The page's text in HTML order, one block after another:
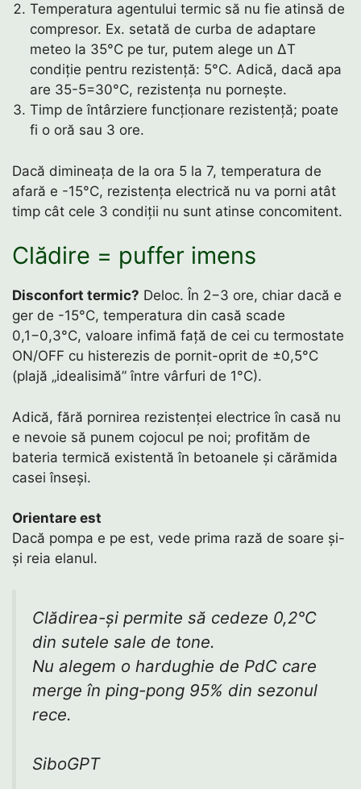
Temperatura agentului termic să nu fie atinsă de
compresor. Ex. setată de curba de adaptare
meteo la 35°C pe tur, putem alege un ΔT
condiție pentru rezistență: 5°C. Adică, dacă apa
are 35-5=30°C, rezistența nu pornește.
Timp de întârziere funcționare rezistență; poate
fi o oră sau 3 ore.
Dacă dimineața de la ora 5 la 7, temperatura de
afară e -15°C, rezistența electrică nu va porni atât
timp cât cele 3 condiții nu sunt atinse concomitent.
Clădire = puffer imens
Disconfort termic? Deloc. În 2−3 ore, chiar dacă e
ger de -15°C, temperatura din casă scade
0,1−0,3°C, valoare infimă față de cei cu termostate
ON/OFF cu histerezis de pornit-oprit de ±0,5°C
(plajă „idealisimă” între vârfuri de 1°C).
Adică, fără pornirea rezistenței electrice în casă nu
e nevoie să punem cojocul pe noi; profităm de
bateria termică existentă în betoanele și cărămida
casei înseși.
Orientare est
Dacă pompa e pe est, vede prima rază de soare și-
și reia elanul.
Clădirea-și permite să cedeze 0,2°C
din sutele sale de tone.
Nu alegem o hardughie de PdC care
merge în ping-pong 95% din sezonul
rece.
SiboGPT